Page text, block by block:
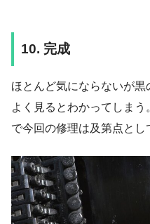
10. 完成
ほとんど気にならないが
よく見るとわかってしま
で今回の修理は及第点とし